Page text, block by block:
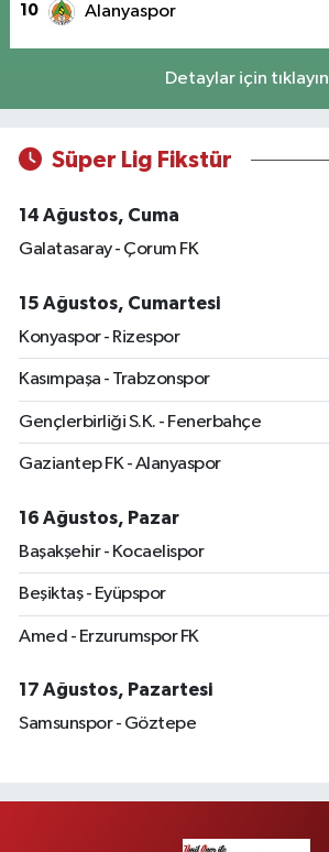
10 Alanyaspor
Detaylar için tıklayın
Süper Lig Fikstür
14 Ağustos, Cuma
Galatasaray - Çorum FK
15 Ağustos, Cumartesi
Konyaspor - Rizespor
Kasımpaşa - Trabzonspor
Gençlerbirliği S.K. - Fenerbahçe
Gaziantep FK - Alanyaspor
16 Ağustos, Pazar
Başakşehir - Kocaelispor
Beşiktaş - Eyüpspor
Amed - Erzurumspor FK
17 Ağustos, Pazartesi
Samsunspor - Göztepe